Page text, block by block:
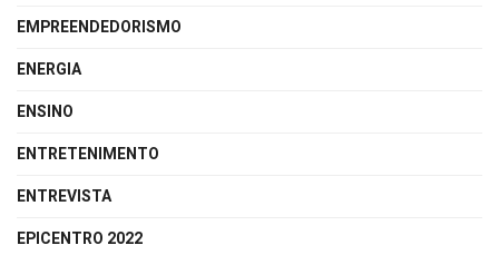
EMPREENDEDORISMO
ENERGIA
ENSINO
ENTRETENIMENTO
ENTREVISTA
EPICENTRO 2022